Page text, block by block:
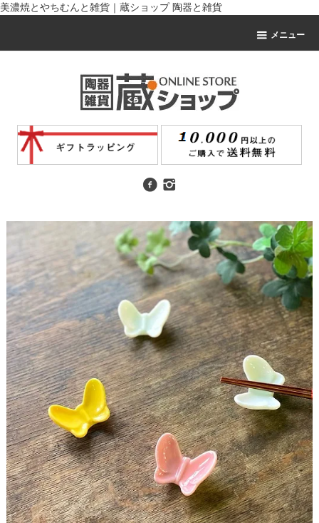
美濃焼とやちむんと雑貨｜蔵ショップ 陶器と雑貨
メニュー